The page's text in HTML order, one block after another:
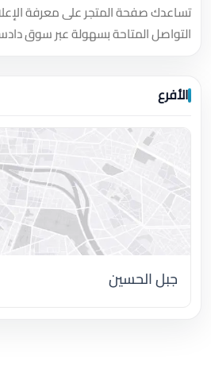
تساعدك صفحة المتجر على معرفة
التواصل المتاحة بسهولة عبر سوق
الأفرع
جبل الحسين